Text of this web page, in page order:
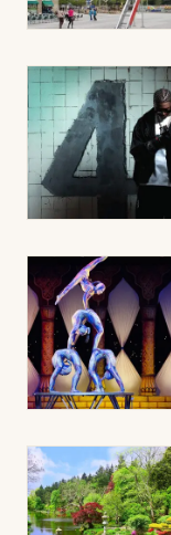
Sorties &
Halloween
Halloween
Newsletter
Artistes en
Actus à
Magazine à
Toutes les villes